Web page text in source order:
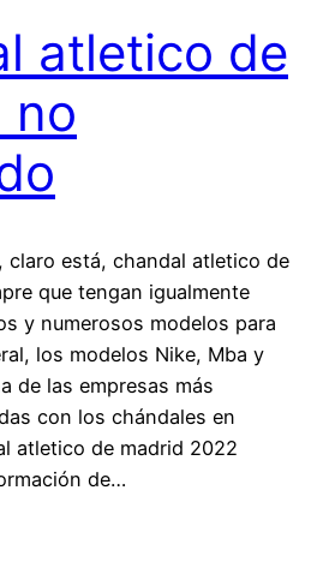
atletico de
no
claro está, chandal atletico de
que tengan igualmente
y numerosos modelos para
los modelos Nike, Mba y
de las empresas más
con los chándales en
atletico de madrid 2022
de…